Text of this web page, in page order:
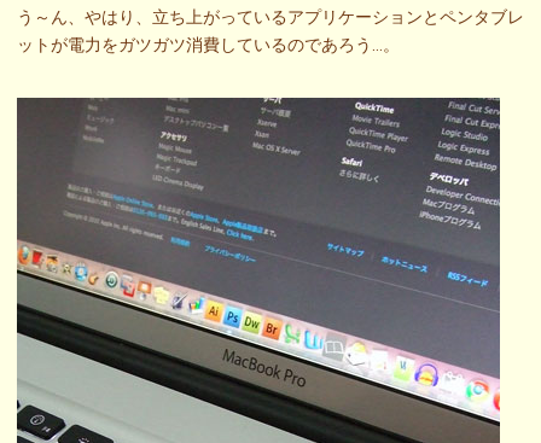
う～ん、やはり、立ち上がっているアプリケーションとペンタブレ
ットが電力をガツガツ消費しているのであろう…。